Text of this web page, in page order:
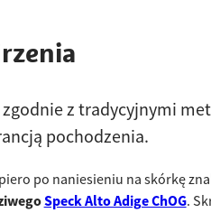
z tradycyjnymi
pochodzenia.
po naniesieniu na skórkę
Speck Alto Adige ChOG.